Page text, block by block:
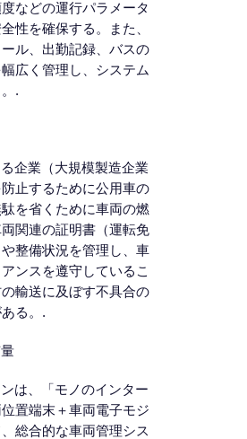
などの運行パラメータ
性を確保する。また、
ル、出勤記録、バスの
広く管理し、システム
.
企業（大規模製造企業
止するために公用車の
を省くために車両の燃
関連の証明書（運転免
整備状況を管理し、車
ンスを遵守しているこ
輸送に及ぼす不具合の
る。.
は、「モノのインター
置端末＋車両電子モジ
総合的な車両管理シス